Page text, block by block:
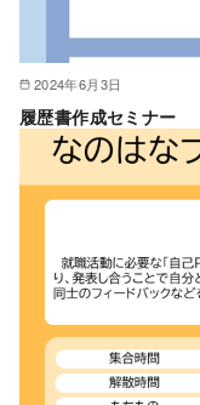
2024年6月3日
履歴書作成セミナー